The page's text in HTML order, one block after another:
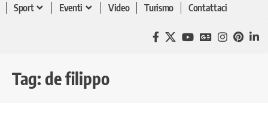
Sport
Eventi Video Turismo Contattaci
Tag: de filippo